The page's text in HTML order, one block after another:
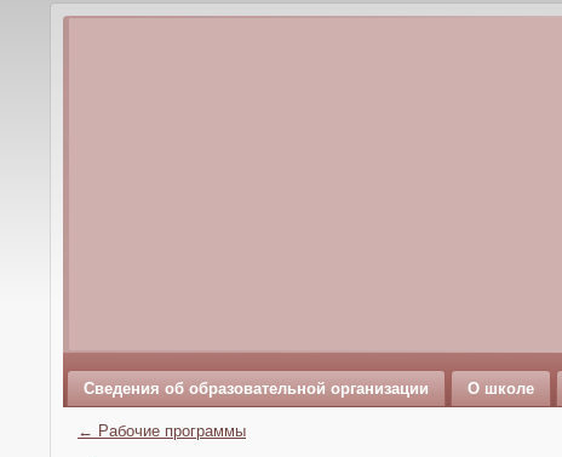
Сведения об образовательной организации О школе
← Рабочие программы